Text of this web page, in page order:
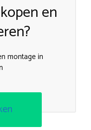
en
montage in